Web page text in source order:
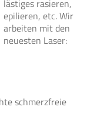
lästiges rasieren,
epilieren, etc. Wir
arbeiten mit den
neuesten Laser:
schmerzfreie